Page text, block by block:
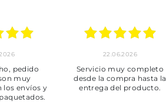
pedido
muy
los envíos y
22.06.2026
Servicio muy completo
desde la compra hasta la
entrega del producto.